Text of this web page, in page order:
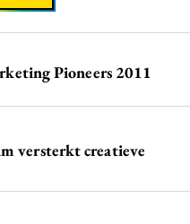
Pioneers 2011
versterkt creatieve